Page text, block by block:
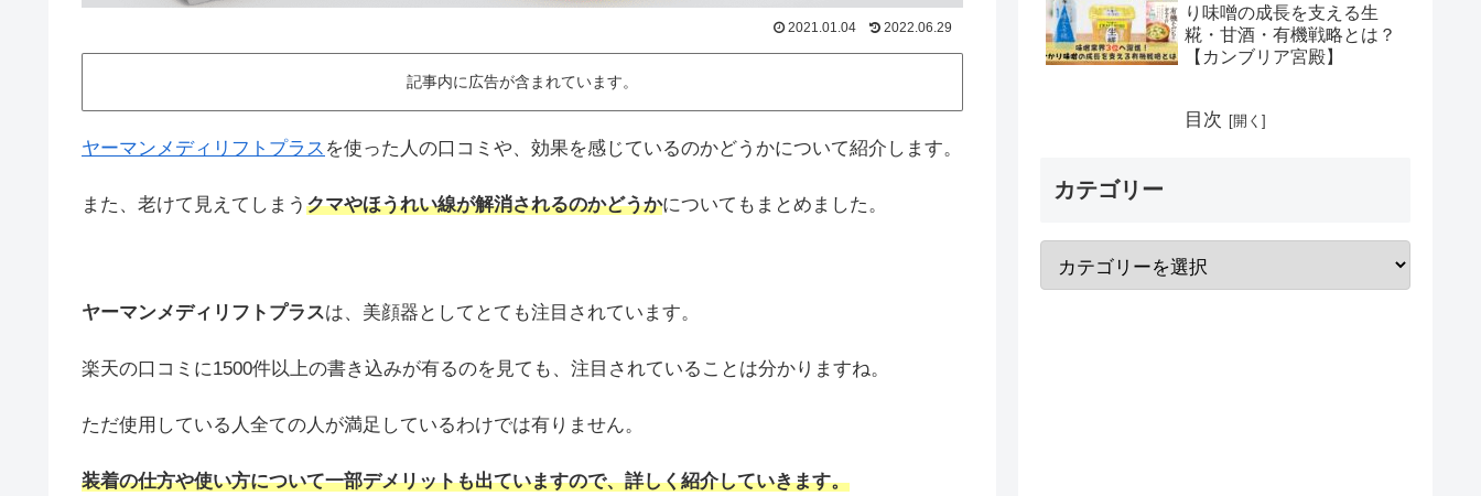
2021.01.04 2022.06.29
記事内に広告が含まれています。
ヤーマンメディリフトプラス を使った人の口コミや、効果を感じているのかどうかについて紹介します。
また、老けて見えてしまう クマやほうれい線が解消されるのかどうかについてもまとめました。
ヤーマンメディリフトプラスは、美顔器としてとても注目されています。
楽天の口コミに1500件以上の書き込みが有るのを見ても、注目されていることは分かりますね。
ただ使用している人全ての人が満足しているわけでは有りません。
装着の仕方や使い方について一部デメリットも出ていますので、詳しく紹介していきます。
り味噌の成長を支える生
糀・甘酒・有機戦略とは？
【カンブリア宮殿】
目次
カテゴリー